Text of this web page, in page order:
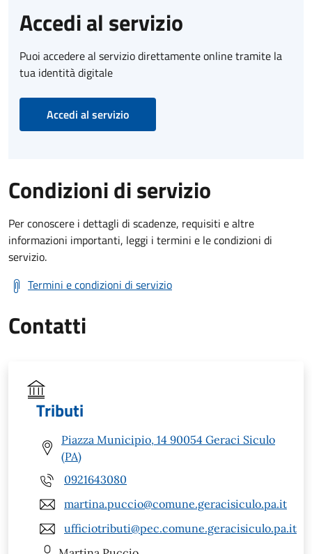
Accedi al servizio
Puoi accedere al servizio direttamente online tramite la
tua identità digitale
Accedi al servizio
Condizioni di servizio
Per conoscere i dettagli di scadenze, requisiti e altre
informazioni importanti, leggi i termini e le condizioni di
servizio.
Termini e condizioni di servizio
Contatti
Tributi
Piazza Municipio, 14 90054 Geraci Siculo
(PA)
0921643080
martina.puccio@comune.geracisiculo.pa.it
ufficiotributi@pec.comune.geracisiculo.pa.it